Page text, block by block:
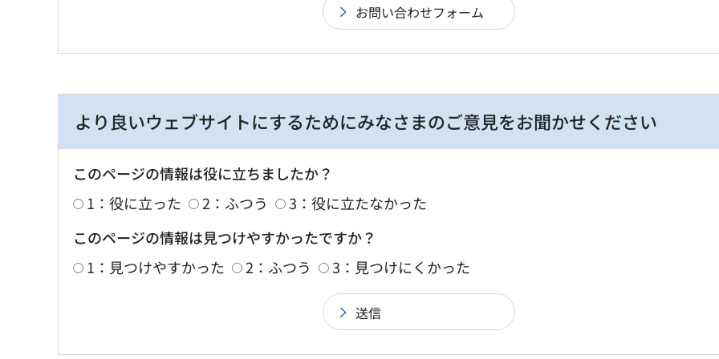
より良いウェブサイトにするためにみなさまのご意見をお聞かせください
このページの情報は役に立ちましたか？
1：役に立った
2：ふつう
3：役に立たなかった
このページの情報は見つけやすかったですか？
1：見つけやすかった
2：ふつう 3：見つけにくかった